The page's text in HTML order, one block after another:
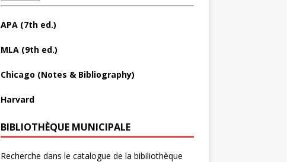
APA (7th ed.)
MLA (9th ed.)
Chicago (Notes & Bibliography)
Harvard
BIBLIOTHÈQUE MUNICIPALE
Recherche dans le catalogue de la bibiliothèque